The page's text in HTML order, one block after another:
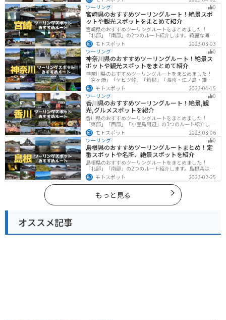
ットも多数あります。バイクで滋賀県にツーリングに行
く際は参考にしてください。
ツーリング
0
宮崎県のおすすめツーリングルート！絶景スポ
ットや観光スポットをまとめて紹介
宮崎県のおすすめツーリングルートをまとめました！
「北部」「南部」の2つのルート紹介します。綺麗な海岸
線が特徴的な海・自然豊かな山・趣のある神社を満喫す
るツーリングができます。バイクで宮崎県にツーリング
に行く際は参考にしてください。
モトスポット
2023-03-03
ツーリング
0
神奈川県のおすすめツーリングルート！絶景ス
ポットや観光スポットをまとめて紹介
神奈川県のおすすめツーリングルートをまとめました！
「宮ヶ瀬」「ヤビツ峠」「箱根」「湘南・江ノ島・鎌
倉」「三浦」「みなとみらい」の6つのルート紹介しま
す。自然豊かなスポット、歴史ある観光名所、都市部で
楽しめるツーリングスポットまで多数あります。バイク
で神奈川県にツーリングに行く際は参考にしてくださ
い。
モトスポット
2023-04-15
ツーリング
0
香川県のおすすめツーリングルート！絶景,観
光,グルメスポットを紹介
香川県のおすすめツーリングルートをまとめました！
「東部」「西部」「小豆島周辺」の3つのルート紹介しま
す。自然豊かな山から海、絶品グルメを満喫するツーリ
ングができます。バイクで香川県にツーリングに行く際
は参考にしてください。
モトスポット
2023-03-06
ツーリング
0
島根県のおすすめツーリングルートまとめ！定
番スポットや名所、絶景スポットを紹介
島根県のおすすめツーリングルートをまとめました！
「北部」「南部」の2つのルート紹介します。島根県は、
海と山が近く、1日で全然違う景色を堪能することができ
ます。バイクで島根県にツーリングに行く際は参考にし
てください。
モトスポット 2023-02-25
もっと見る
オススメ記事